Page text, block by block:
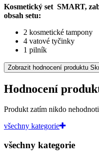
Kosmetický set SMART,
obsah setu:
2 kosmetické tampony
4 vatové tyčinky
1 pilník
Zobrazit hodnocení produktu
Hodnocení
Produkt zatím nikdo
všechny kategorie
všechny kategorie